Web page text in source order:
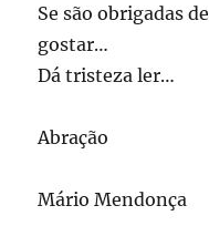
Se são obrigadas
gostar…
Dá tristeza ler…
Abração
Mário Mendonça